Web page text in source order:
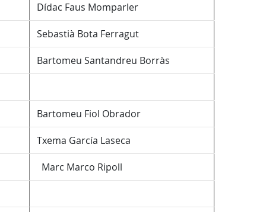
Dídac Faus Momparler
Sebastià Bota Ferragut
Bartomeu Santandreu Borràs
Bartomeu Fiol Obrador
Txema García Laseca
Marc Marco Ripoll